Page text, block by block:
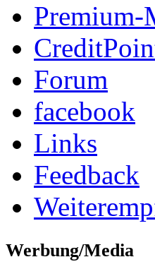
Premium-
Forum
facebook
Links
Feedback
Werbung/Media